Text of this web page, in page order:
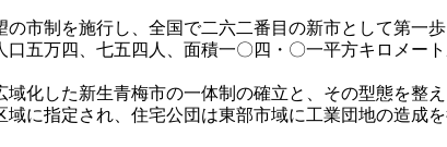
市制を施行し、全国で二六二番目の新市として第一歩
五万四、七五四人、面積一〇四・〇一平方キロメー
化した新生青梅市の一体制の確立と、その型態を整
に指定され、住宅公団は東部市域に工業団地の造成